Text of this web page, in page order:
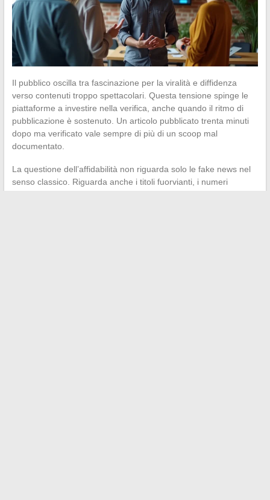
Il pubblico oscilla tra fascinazione per la viralità e diffidenza
verso contenuti troppo spettacolari. Questa tensione spinge le
piattaforme a investire nella verifica, anche quando il ritmo di
pubblicazione è sostenuto. Un articolo pubblicato trenta minuti
dopo ma verificato vale sempre di più di un scoop mal
documentato.
La questione dell’affidabilità non riguarda solo le fake news nel
senso classico. Riguarda anche i titoli fuorvianti, i numeri